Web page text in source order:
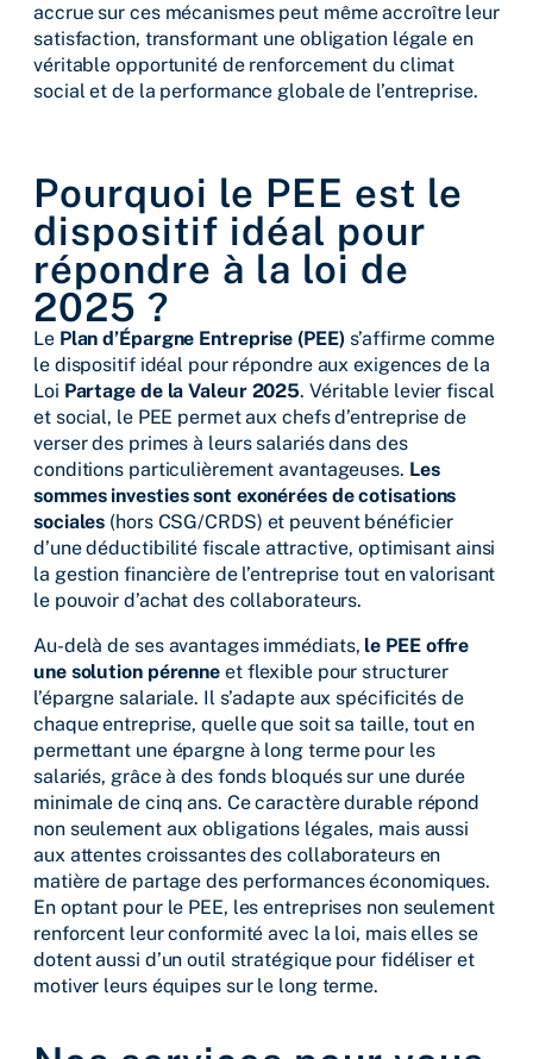
accrue sur ces mécanismes peut même accroître leur
satisfaction, transformant une obligation légale en
véritable opportunité de renforcement du climat
social et de la performance globale de l’entreprise.
Pourquoi le PEE est le
dispositif idéal pour
répondre à la loi de
2025 ?
Le Plan d’Épargne Entreprise (PEE)s’affirme comme
le dispositif idéal pour répondre aux exigences de la
Loi Partage de la Valeur 2025. Véritable levier fiscal
et social, le PEE permet aux chefs d’entreprise de
verser des primes à leurs salariés dans des
conditions particulièrement avantageuses. Les
sommes investies sont exonérées de cotisations
sociales (hors CSG/CRDS) et peuvent bénéficier
d’une déductibilité fiscale attractive, optimisant ainsi
la gestion financière de l’entreprise tout en valorisant
le pouvoir d’achat des collaborateurs.
Au-delà de ses avantages immédiats, le PEE offre
une solution pérenne et flexible pour structurer
l’épargne salariale. Il s’adapte aux spécificités de
chaque entreprise, quelle que soit sa taille, tout en
permettant une épargne à long terme pour les
salariés, grâce à des fonds bloqués sur une durée
minimale de cinq ans. Ce caractère durable répond
non seulement aux obligations légales, mais aussi
aux attentes croissantes des collaborateurs en
matière de partage des performances économiques.
En optant pour le PEE, les entreprises non seulement
renforcent leur conformité avec la loi, mais elles se
dotent aussi d’un outil stratégique pour fidéliser et
motiver leurs équipes sur le long terme.